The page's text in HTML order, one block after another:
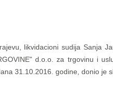
likvidacioni sudija Sanja
d.o.o. za trgovinu i
31.10.2016. godine, donio je